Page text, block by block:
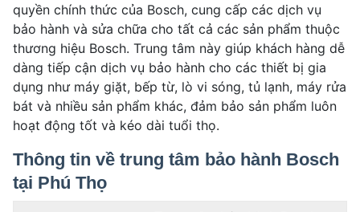
quyền chính thức của Bosch, cung cấp các dịch vụ
bảo hành và sửa chữa cho tất cả các sản phẩm thuộc
thương hiệu Bosch. Trung tâm này giúp khách hàng dễ
dàng tiếp cận dịch vụ bảo hành cho các thiết bị gia
dụng như máy giặt, bếp từ, lò vi sóng, tủ lạnh, máy rửa
bát và nhiều sản phẩm khác, đảm bảo sản phẩm luôn
hoạt động tốt và kéo dài tuổi thọ.
Thông tin về trung tâm bảo hành Bosch
tại Phú Thọ